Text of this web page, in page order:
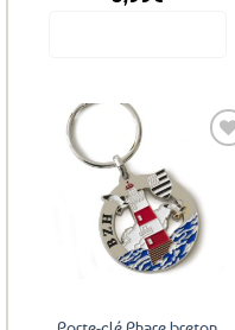
Ajouter
favoris